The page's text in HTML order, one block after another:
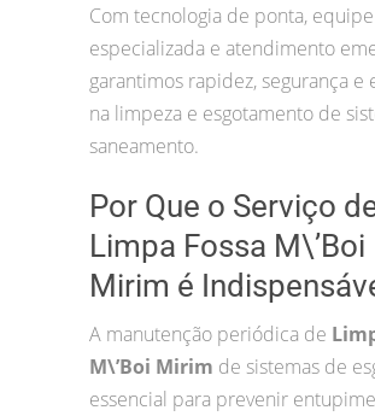
Com tecnologia de ponta, equipe
especializada e atendimento
garantimos rapidez, segurança e
na limpeza e esgotamento de
saneamento.
Por Que o Serviço
Limpa Fossa M\’Boi
Mirim é
A manutenção periódica de
M\’Boi Mirim de sistemas de
essencial para prevenir